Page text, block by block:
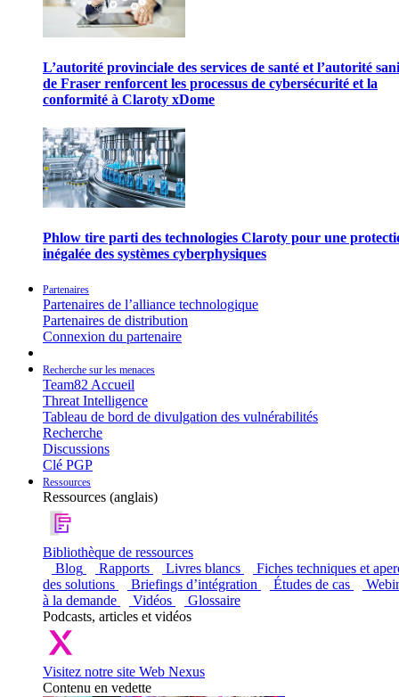
L’autorité provinciale des services de santé et l’autorité
de Fraser renforcent les processus de cybersécurité et la
conformité à Claroty xDome
Phlow tire parti des technologies Claroty pour une
inégalée des systèmes cyberphysiques
Partenaires
Partenaires de l’alliance technologique
Partenaires de distribution
Connexion du partenaire
Recherche sur les menaces
Team82 Accueil
Threat Intelligence
Tableau de bord de divulgation des vulnérabilités
Recherche
Discussions
Clé PGP
Ressources
Ressources (anglais)
Bibliothèque de ressources
Blog
Rapports Livres blancs
Fiches techniques et
des solutions
Briefings d’intégration Études de cas
à la demande
Vidéos
Glossaire
Podcasts, articles et vidéos
Visitez notre site Web Nexus
Contenu en vedette